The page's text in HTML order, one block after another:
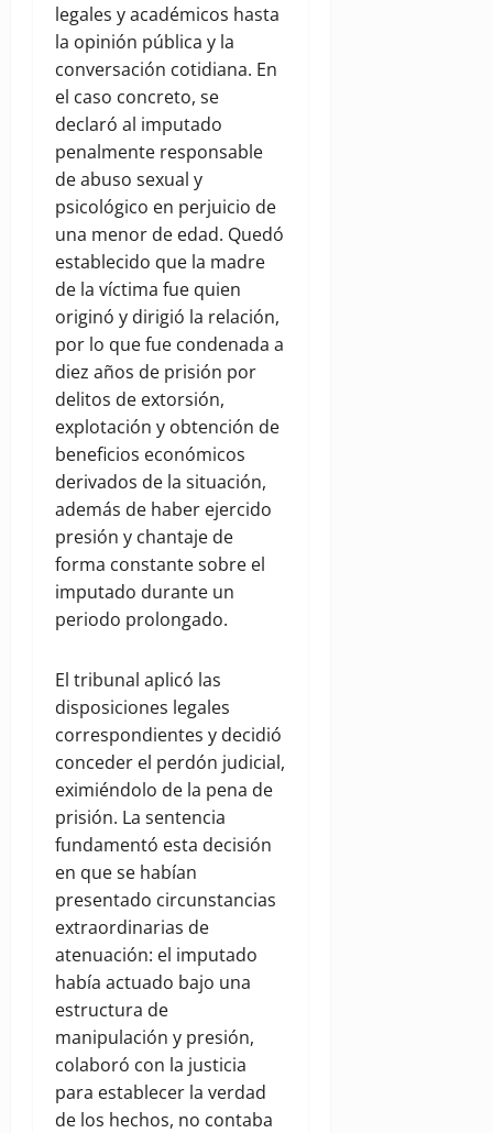
legales y académicos hasta
la opinión pública y la
conversación cotidiana. En
el caso concreto, se
declaró al imputado
penalmente responsable
de abuso sexual y
psicológico en perjuicio de
una menor de edad. Quedó
establecido que la madre
de la víctima fue quien
originó y dirigió la relación,
por lo que fue condenada a
diez años de prisión por
delitos de extorsión,
explotación y obtención de
beneficios económicos
derivados de la situación,
además de haber ejercido
presión y chantaje de
forma constante sobre el
imputado durante un
periodo prolongado.
El tribunal aplicó las
disposiciones legales
correspondientes y decidió
conceder el perdón judicial,
eximiéndolo de la pena de
prisión. La sentencia
fundamentó esta decisión
en que se habían
presentado circunstancias
extraordinarias de
atenuación: el imputado
había actuado bajo una
estructura de
manipulación y presión,
colaboró con la justicia
para establecer la verdad
de los hechos, no contaba